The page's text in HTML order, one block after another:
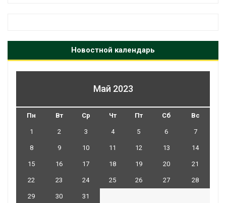
Новостной календарь
Май 2023
Пн Вт Ср Чт Пт Сб Вс
1 2 3 4 5 6 7
8 9 10 11 12 13 14
15 16 17 18 19 20 21
22 23 24 25 26 27 28
29 30
31